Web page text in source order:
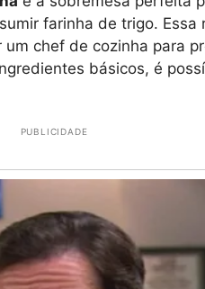
farinha de trigo. Essa
chef de cozinha para
básicos, é
PUBLICIDADE